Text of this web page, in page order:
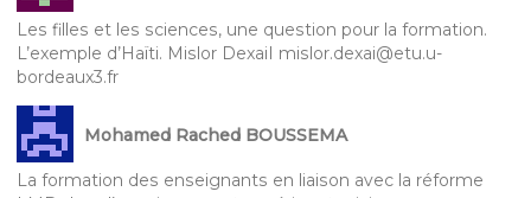
Les filles et les sciences, une question pour la formation.
L’exemple d’Haïti. Mislor DexaiI mislor.dexai@etu.u-
bordeaux3.fr
Mohamed Rached BOUSSEMA
La formation des enseignants en liaison avec la réforme